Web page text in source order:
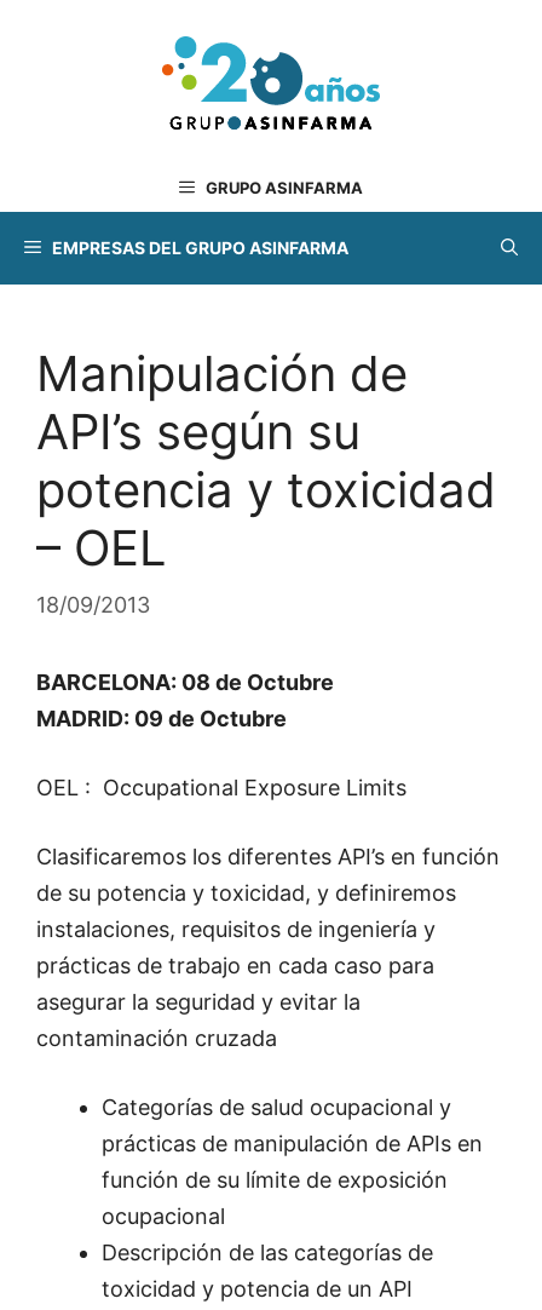
GRUPO ASINFARMA
EMPRESAS DEL GRUPO ASINFARMA
Manipulación de
API’s según su
potencia y toxicidad
– OEL
18/09/2013
BARCELONA: 08 de Octubre
MADRID: 09 de Octubre
OEL : Occupational Exposure Limits
Clasificaremos los diferentes API’s en función
de su potencia y toxicidad, y definiremos
instalaciones, requisitos de ingeniería y
prácticas de trabajo en cada caso para
asegurar la seguridad y evitar la
contaminación cruzada
Categorías de salud ocupacional y
prácticas de manipulación de APIs en
función de su límite de exposición
ocupacional
Descripción de las categorías de
toxicidad y potencia de un API